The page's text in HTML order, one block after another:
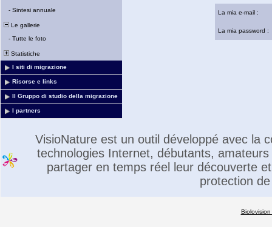
- Sintesi annuale
Le gallerie
- Tutte le foto
Statistiche
I siti di migrazione
Risorse e links
Il Gruppo di studio della migrazione
I partners
La mia e-mail :
La mia password :
VisioNature est un outil développé avec la
technologies Internet, débutants,
partager en temps réel leur découverte
protection
Biolovision